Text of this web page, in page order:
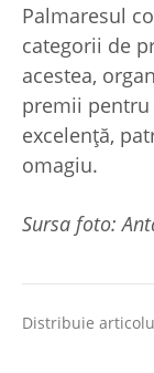
Palmaresul
categorii de
acestea,
premii
excelență,
omagiu.
Sursa foto:
Distribuie